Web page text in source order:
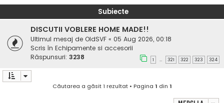
Subiecte
DISCUTII VOBLERE HOME MADE!!
Ultimul mesaj de OldSVF « 05 Aug 2026, 00:18
Scris în Echipamente si accesorii
Răspunsuri: 3238 1 … 321 322 323 324
Căutarea a găsit 1 rezultat • Pagina 1 din 1